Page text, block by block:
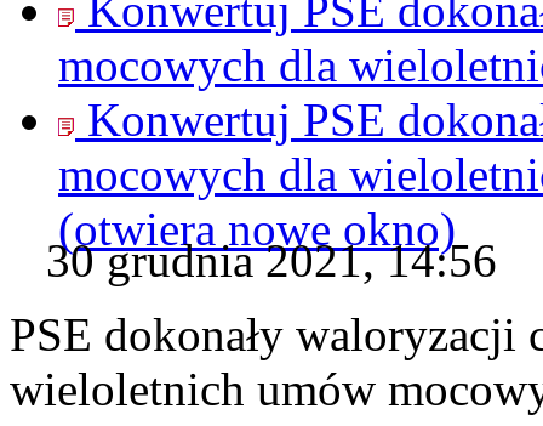
Konwertuj PSE
mocowych dla
Konwertuj PSE
mocowych dla
(otwiera nowe okno)
30 grudnia 2021, 14:56
PSE dokonały
wieloletnich umów